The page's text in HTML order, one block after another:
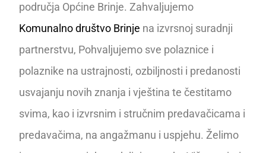
područja Općine Brinje. Zahvaljujemo
Komunalno društvo Brinje na izvrsnoj suradnji
partnerstvu, Pohvaljujemo sve polaznice i
polaznike na ustrajnosti, ozbiljnosti i predanosti
usvajanju novih znanja i vještina te čestitamo
svima, kao i izvrsnim i stručnim predavačicama i
predavačima, na angažmanu i uspjehu. Želimo